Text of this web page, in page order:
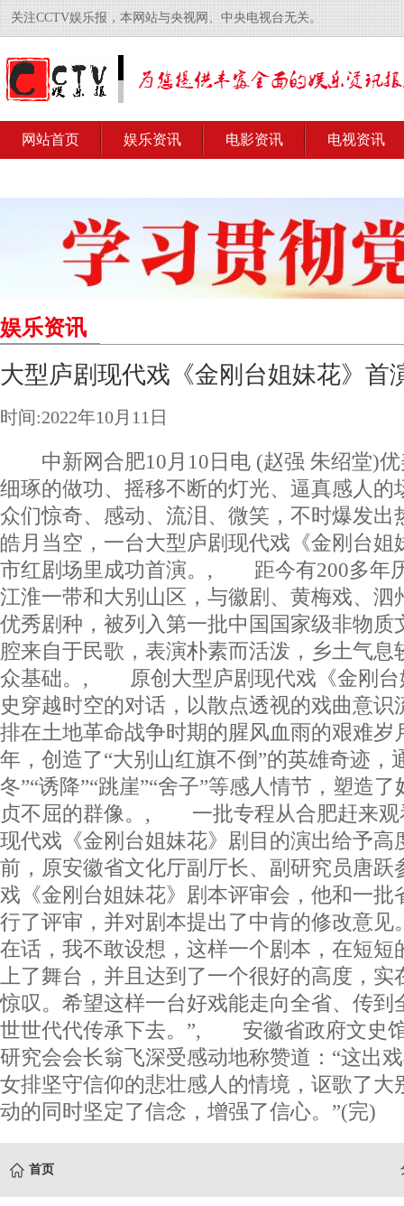
关注CCTV娱乐报，本网站与央视网、中央电视台无关。
网站首页 娱乐资讯 电影资讯 电视资讯
娱乐资讯
大型庐剧现代戏《金刚台姐妹花》首
时间:2022年10月11日
中新网合肥10月10日电 (赵强 朱绍堂)优
细琢的做功、摇移不断的灯光、逼真感人
众们惊奇、感动、流泪、微笑，不时爆发出
皓月当空，一台大型庐剧现代戏《金刚台姐
市红剧场里成功首演。, 距今有200多年
江淮一带和大别山区，与徽剧、黄梅戏、泗
优秀剧种，被列入第一批中国国家级非物质
腔来自于民歌，表演朴素而活泼，乡土气息
众基础。, 原创大型庐剧现代戏《金刚台
史穿越时空的对话，以散点透视的戏曲意识
排在土地革命战争时期的腥风血雨的艰难岁
年，创造了“大别山红旗不倒”的英雄奇迹，
冬”“诱降”“跳崖”“舍子”等感人情节，塑造
贞不屈的群像。, 一批专程从合肥赶来观
现代戏《金刚台姐妹花》剧目的演出给予高
前，原安徽省文化厅副厅长、副研究员唐跃
戏《金刚台姐妹花》剧本评审会，他和一批
行了评审，并对剧本提出了中肯的修改意
在话，我不敢设想，这样一个剧本，在短短
上了舞台，并且达到了一个很好的高度，
惊叹。希望这样一台好戏能走向全省、传到
世世代代传承下去。”, 安徽省政府文史
研究会会长翁飞深受感动地称赞道：“这出
女排坚守信仰的悲壮感人的情境，讴歌了大
动的同时坚定了信念，增强了信心。”(完)
首页